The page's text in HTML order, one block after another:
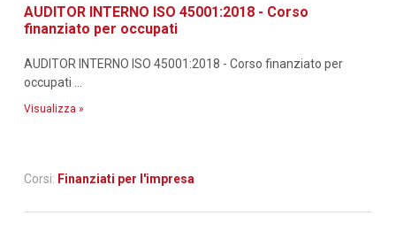
AUDITOR INTERNO ISO 45001:2018 - Corso
finanziato per occupati
AUDITOR INTERNO ISO 45001:2018 - Corso finanziato per
occupati ...
Visualizza »
Corsi: Finanziati per l'impresa